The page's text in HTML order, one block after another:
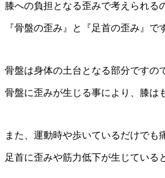
膝への負担となる歪みで考えられる
『骨盤の歪み』と『足首の歪み』で
骨盤は身体の土台となる部分ですの
骨盤に歪みが生じる事により、膝は
また、運動時や歩いているだけでも
足首に歪みや筋力低下が生じている